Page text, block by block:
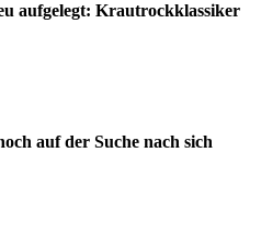
aufgelegt: Krautrockklassiker
auf der Suche nach sich